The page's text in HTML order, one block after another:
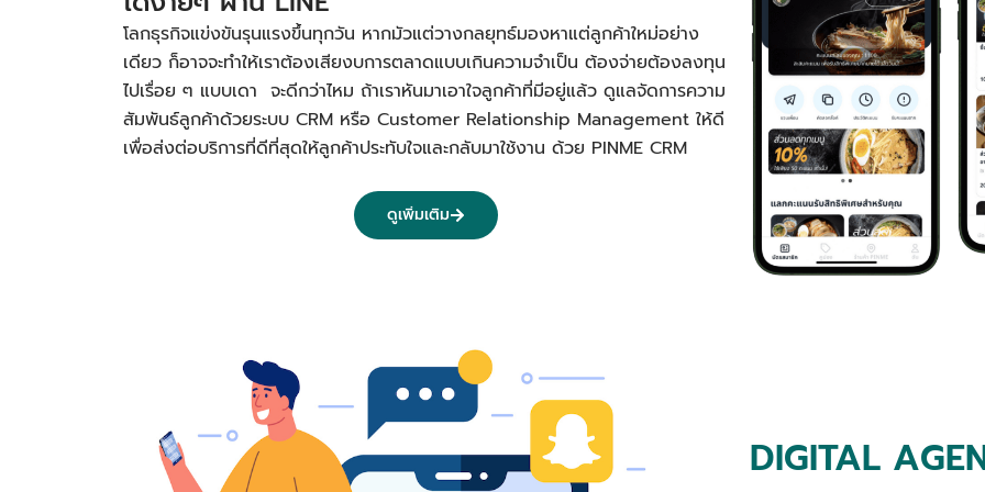
โลกธุรกิจแข่งขันรุนแรงขึ้นทุกวัน หากมัวแต่วางกลยุทธ์มองหาแต่ลูกค้าใหม่อย่าง
เดียว ก็อาจจะทำให้เราต้องเสียงบการตลาดแบบเกินความจำเป็น ต้องจ่ายต้องลงทุน
ไปเรื่อย ๆ แบบเดา จะดีกว่าไหม ถ้าเราหันมาเอาใจลูกค้าที่มีอยู่แล้ว ดูแลจัดการความ
สัมพันธ์ลูกค้าด้วยระบบ CRM หรือ Customer Relationship Management ให้ดี
เพื่อส่งต่อบริการที่ดีที่สุดให้ลูกค้าประทับใจและกลับมาใช้งาน ด้วย PINME CRM
ดูเพิ่มเติม
DIGITAL